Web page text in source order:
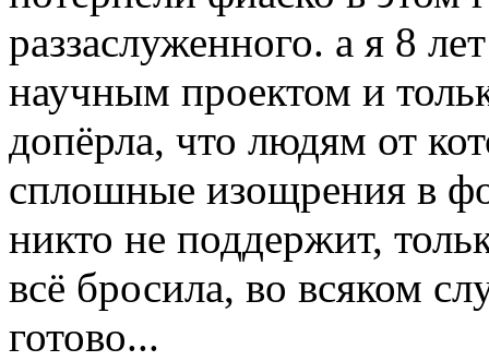
раззаслуженного. а я 8
научным проектом и
допёрла, что людям от
сплошные изощрения в
никто не поддержит,
всё бросила, во всяком
готово...